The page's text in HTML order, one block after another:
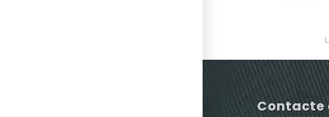
Contacte